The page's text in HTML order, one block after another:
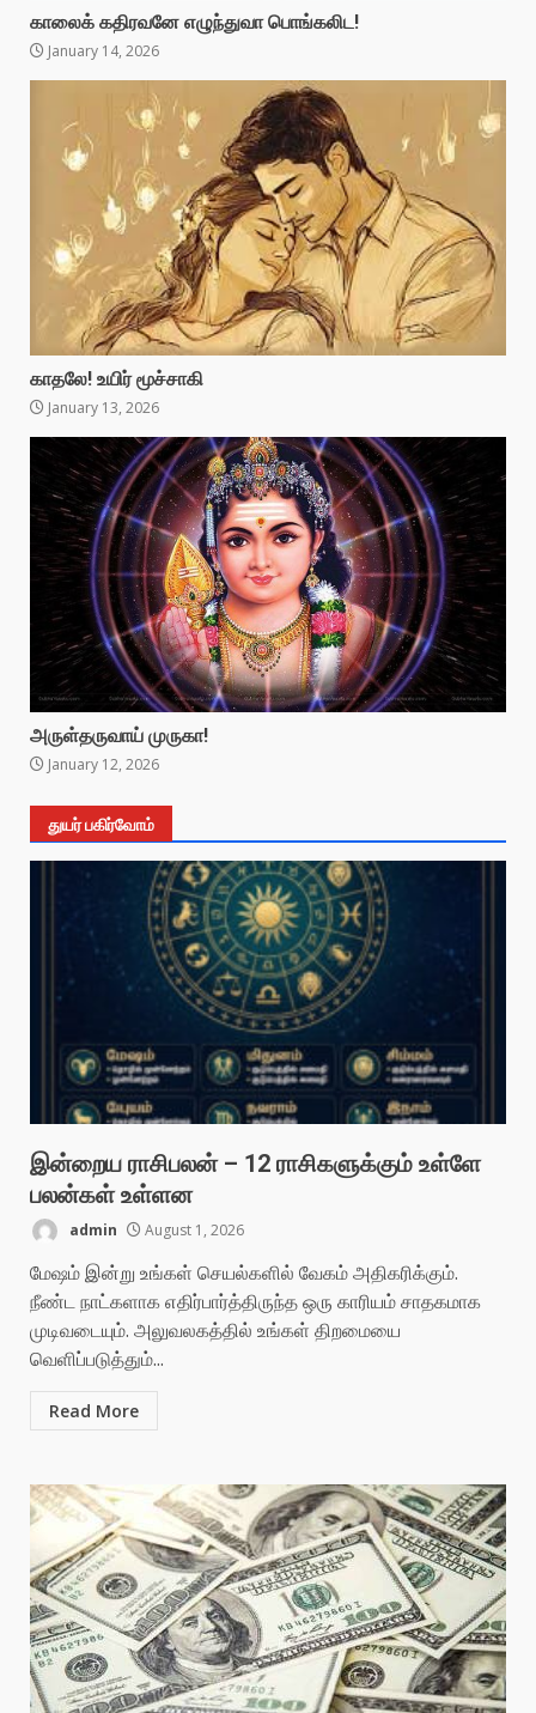
காலைக் கதிரவனே எழுந்துவா பொங்கலிட!
January 14, 2026
காதலே! உயிர் மூச்சாகி
January 13, 2026
அருள்தருவாய் முருகா!
January 12, 2026
துயர் பகிர்வோம்
இன்றைய ராசிபலன் – 12 ராசிகளுக்கும் உள்ளே
பலன்கள் உள்ளன
admin August 1, 2026
மேஷம் இன்று உங்கள் செயல்களில் வேகம் அதிகரிக்கும்.
நீண்ட நாட்களாக எதிர்பார்த்திருந்த ஒரு காரியம் சாதகமாக
முடிவடையும். அலுவலகத்தில் உங்கள் திறமையை
வெளிப்படுத்தும்...
Read More